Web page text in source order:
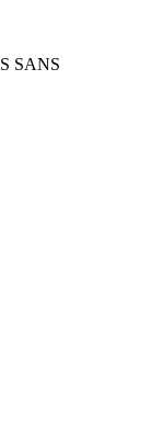
SANS